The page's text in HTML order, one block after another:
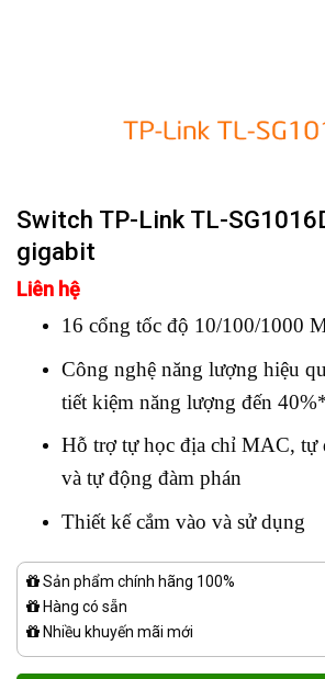
Switch TP-Link TL-
gigabit
Liên hệ
16 cổng tốc độ 10/100/1000
Công nghệ năng lượng hiệu
tiết kiệm năng lượng đến
Hỗ trợ tự học địa chỉ MAC,
và tự động đàm phán
Thiết kế cắm vào và sử dụng
Sản phẩm chính hãng 100%
Hàng có sẵn
Nhiều khuyến mãi mới